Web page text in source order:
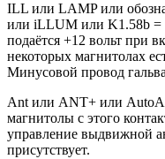
ILL или LAMP или
или iLLUM или K1.58b =
подаётся +12 вольт при
некоторых магнитолах
Минусовой провод
Ant или ANT+ или
магнитолы с этого
управление выдвижной
присутствует.